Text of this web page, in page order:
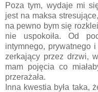
Poza tym, wydaje mi
jest na maksa
na pewno bym się
nie uspokoiła. Od
intymnego, prywatnego
zerkający przez drzwi,
mam pojęcia co
przerażała.
Inna kwestia była taka,